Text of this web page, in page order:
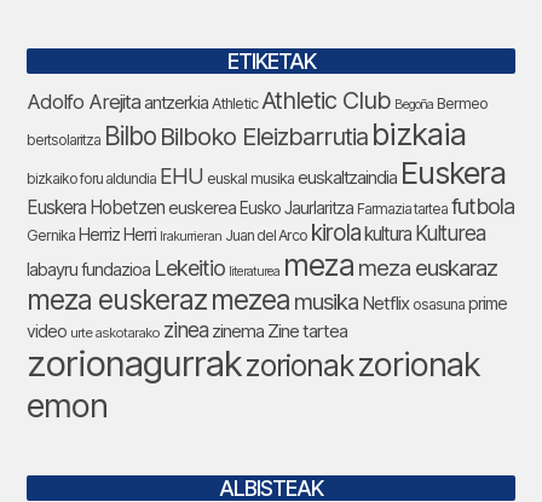
ETIKETAK
Adolfo Arejitaantzerkia Athletic Athletic Club Begoña Bermeo
bertsolaritza Bilbo Bilboko Eleizbarrutia bizkaia
bizkaiko foru aldundia EHU euskal musika euskaltzaindia Euskera
Euskera Hobetzeneuskerea Eusko Jaurlaritza Farmazia tartea futbola
Gernika Herriz Herri Irakurrieran Juan del Arco kirolakultura Kulturea
labayru fundazioa Lekeitio literaturea meza meza euskaraz
meza euskerazmezea musika Netflix osasuna prime
video urte askotarako zinea zinema Zine tartea
zorionagurrakzorionakzorionak
emon
ALBISTEAK